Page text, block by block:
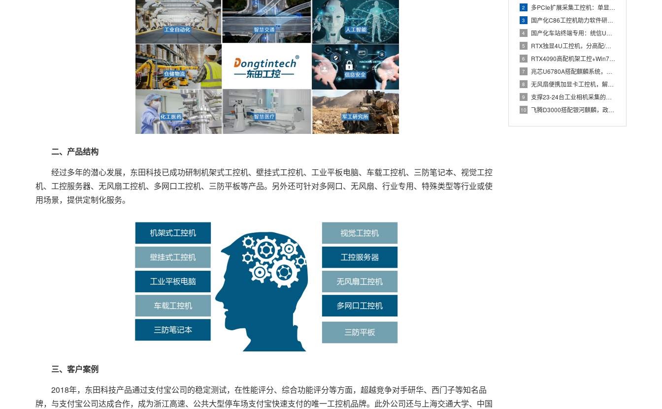
2 多PCIe扩展采集工控机：单显卡+多路采集卡高性价比方案
3 国产化C86工控机助力软件研发：从需求分析到落地部署
4 国产化车站终端专用：统信UOS兆芯八核嵌入式轨交工控机落地方
5 RTX独显4U工控机，分高配/低配适配无人机作业全场景
6 RTX4090高配机架工控+Win7加固笔记本，航空测控硬件
7 兆芯U6780A搭配麒麟系统，国产化工控机赋能航站楼航显调度
8 无风扇便携加显卡工控机，解决户外高波特率串口采集难题
9 支撑23-24台工业相机采集的高配置工控机解决方案推荐
10 飞腾D3000搭配银河麒麟，政务办公国产飞腾工控机落地方案
二、产品结构
经过多年的潜心发展，东田科技已成功研制机架式工控机、壁挂式工控机、工业平板电脑、车载工控机、三防笔记本、视觉工控
机、工控服务器、无风扇工控机、多网口工控机、三防平板等产品。另外还可针对多网口、无风扇、行业专用、特殊类型等行业或使
用场景，提供定制化服务。
三、客户案例
2018年，东田科技产品通过支付宝公司的稳定测试，在性能评分、综合功能评分等方面，超越竞争对手研华、西门子等知名品
牌，与支付宝公司达成合作，成为浙江高速、公共大型停车场支付宝快速支付的唯一工控机品牌。此外公司还与上海交通大学、中国